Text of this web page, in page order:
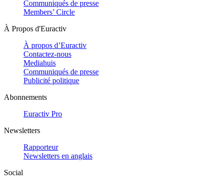
Communiqués de presse
Members’ Circle
À Propos d'Euractiv
À propos d’Euractiv
Contactez-nous
Mediahuis
Communiqués de presse
Publicité politique
Abonnements
Euractiv Pro
Newsletters
Rapporteur
Newsletters en anglais
Social